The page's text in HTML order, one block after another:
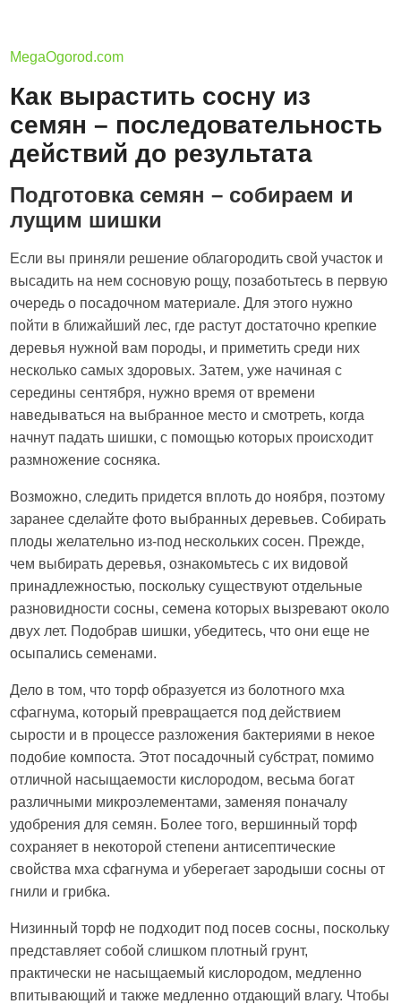
MegaOgorod.com
Как вырастить сосну из
семян – последовательность
действий до результата
Подготовка семян – собираем и
лущим шишки
Если вы приняли решение облагородить свой участок и
высадить на нем сосновую рощу, позаботьтесь в первую
очередь о посадочном материале. Для этого нужно
пойти в ближайший лес, где растут достаточно крепкие
деревья нужной вам породы, и приметить среди них
несколько самых здоровых. Затем, уже начиная с
середины сентября, нужно время от времени
наведываться на выбранное место и смотреть, когда
начнут падать шишки, с помощью которых происходит
размножение сосняка.
Возможно, следить придется вплоть до ноября, поэтому
заранее сделайте фото выбранных деревьев. Собирать
плоды желательно из-под нескольких сосен. Прежде,
чем выбирать деревья, ознакомьтесь с их видовой
принадлежностью, поскольку существуют отдельные
разновидности сосны, семена которых вызревают около
двух лет. Подобрав шишки, убедитесь, что они еще не
осыпались семенами.
Дело в том, что торф образуется из болотного мха
сфагнума, который превращается под действием
сырости и в процессе разложения бактериями в некое
подобие компоста. Этот посадочный субстрат, помимо
отличной насыщаемости кислородом, весьма богат
различными микроэлементами, заменяя поначалу
удобрения для семян. Более того, вершинный торф
сохраняет в некоторой степени антисептические
свойства мха сфагнума и уберегает зародыши сосны от
гнили и грибка.
Низинный торф не подходит под посев сосны, поскольку
представляет собой слишком плотный грунт,
практически не насыщаемый кислородом, медленно
впитывающий и также медленно отдающий влагу. Чтобы